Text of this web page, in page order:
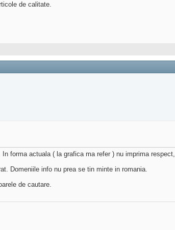
de calitate.
forma actuala ( la grafica ma refer ) nu imprima
Domeniile info nu prea se tin minte in romania.
de cautare.